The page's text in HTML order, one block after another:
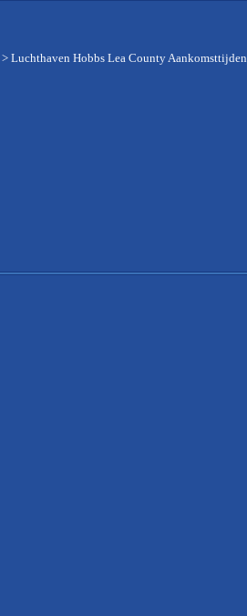
> Luchthaven Hobbs Lea County Aankomsttijden